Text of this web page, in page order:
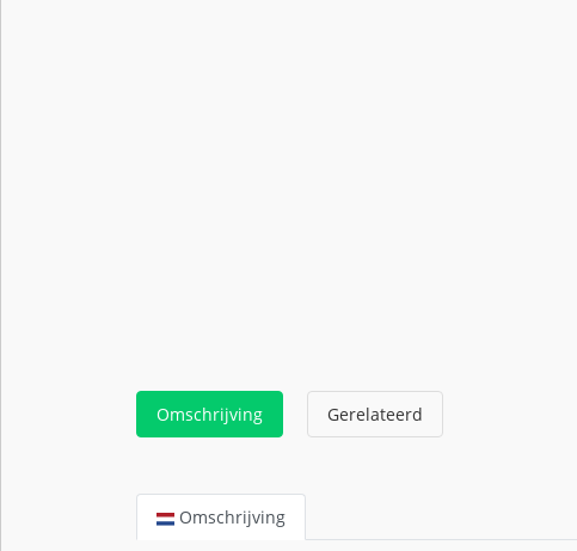
Omschrijving Gerelateerd
Omschrijving